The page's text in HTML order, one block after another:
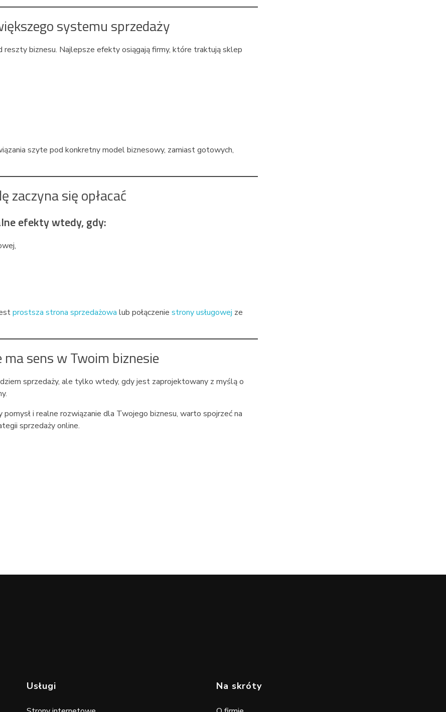
systemu sprzedaży
biznesu. Najlepsze efekty osiągają firmy, które traktują sklep
szyte pod konkretny model biznesowy, zamiast gotowych,
zaczyna się opłacać
efekty wtedy, gdy:
prostsza strona sprzedażowa lub połączenie strony usługowej ze
sens w Twoim biznesie
sprzedaży, ale tylko wtedy, gdy jest zaprojektowany z myślą o
i realne rozwiązanie dla Twojego biznesu, warto spojrzeć na
sprzedaży online.
stronie internetowej? UMÓW ROZMOWĘ
Usługi Na skróty